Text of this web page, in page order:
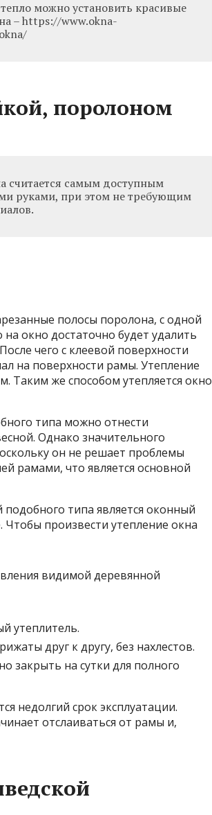
можно установить красивые
– https://www.okna-
поролоном
считается самым доступным
руками, при этом не требующим
полосы поролона, с одной
окно достаточно будет удалить
чего с клеевой поверхности
на поверхности рамы. Утепление
Таким же способом утепляется окно
типа можно отнести
Однако значительного
он не решает проблемы
рамами, что является основной
типа является оконный
произвести утепление окна
видимой деревянной
утеплитель.
друг к другу, без нахлестов.
закрыть на сутки для полного
недолгий срок эксплуатации.
отслаиваться от рамы и,